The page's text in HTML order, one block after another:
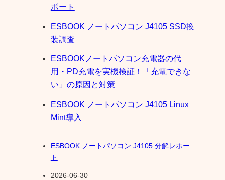
ポート
ESBOOK ノートパソコン J4105 SSD換
装調査
ESBOOKノートパソコン充電器の代
用・PD充電を実機検証！「充電できな
い」の原因と対策
ESBOOK ノートパソコン J4105 Linux
Mint導入
ESBOOK ノートパソコン J4105 分解レポー
ト
2026-06-30